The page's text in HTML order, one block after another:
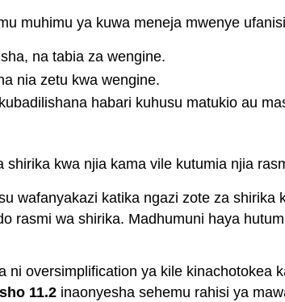
muhimu ya kuwa meneja mwenye
na tabia za wengine.
nia zetu kwa wengine.
habari kuhusu matukio au
shirika kwa njia kama vile kutumia njia
wafanyakazi katika ngazi zote za
rasmi wa shirika. Madhumuni haya
ni oversimplification ya kile
11.2 inaonyesha sehemu rahisi ya